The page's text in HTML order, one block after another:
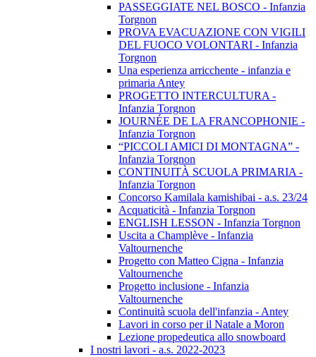
PASSEGGIATE NEL BOSCO - Infanzia
Torgnon
PROVA EVACUAZIONE CON VIGILI
DEL FUOCO VOLONTARI - Infanzia
Torgnon
Una esperienza arricchente - infanzia e
primaria Antey
PROGETTO INTERCULTURA -
Infanzia Torgnon
JOURNÉE DE LA FRANCOPHONIE -
Infanzia Torgnon
“PICCOLI AMICI DI MONTAGNA” -
Infanzia Torgnon
CONTINUITÀ SCUOLA PRIMARIA -
Infanzia Torgnon
Concorso Kamilala kamishibai - a.s. 23/24
Acquaticità - Infanzia Torgnon
ENGLISH LESSON - Infanzia Torgnon
Uscita a Champlève - Infanzia
Valtournenche
Progetto con Matteo Cigna - Infanzia
Valtournenche
Progetto inclusione - Infanzia
Valtournenche
Continuità scuola dell'infanzia - Antey
Lavori in corso per il Natale a Moron
Lezione propedeutica allo snowboard
I nostri lavori - a.s. 2022-2023